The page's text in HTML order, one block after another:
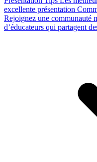
excellente présentation
Rejoignez une communauté
d’éducateurs qui partagent